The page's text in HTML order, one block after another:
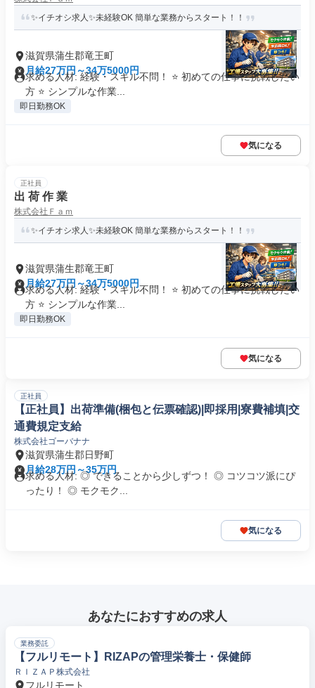
✨イチオシ求人✨未経験OK 簡単な業務からスタート！！
滋賀県蒲生郡竜王町
月給27万円～34万5000円
求める人材: 経験・スキル不問！ ⭐ 初めての仕事に挑戦したい
方 ⭐ シンプルな作業...
即日勤務OK
気になる
正社員
出 荷 作 業
株式会社Ｆａｍ
✨イチオシ求人✨未経験OK 簡単な業務からスタート！！
滋賀県蒲生郡竜王町
月給27万円～34万5000円
求める人材: 経験・スキル不問！ ⭐ 初めての仕事に挑戦したい
方 ⭐ シンプルな作業...
即日勤務OK
気になる
正社員
【正社員】出荷準備(梱包と伝票確認)|即採用|寮費補填|交
通費規定支給
株式会社ゴーバナナ
滋賀県蒲生郡日野町
月給28万円～35万円
求める人材: ◎ できることから少しずつ！ ◎ コツコツ派にぴ
ったり！ ◎ モクモク...
気になる
あなたにおすすめの求人
業務委託
【フルリモート】RIZAPの管理栄養士・保健師
ＲＩＺＡＰ株式会社
フルリモート